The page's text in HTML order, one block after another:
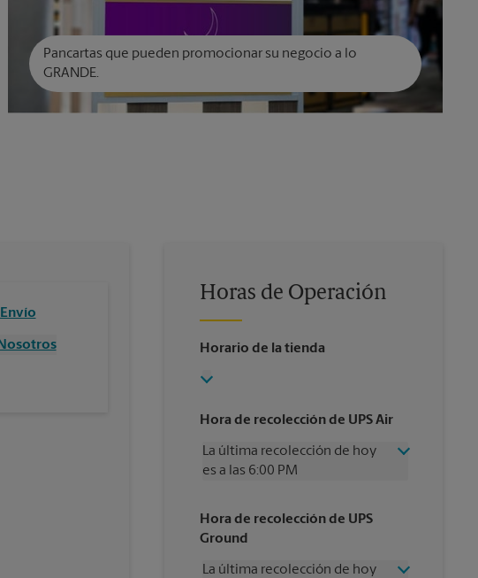
Pancartas que pueden promocionar su negocio a lo
GRANDE.
Horas de Operación
Horario de la tienda
Hora de recolección de UPS Air
La última recolección de hoy
es a las 6:00 PM
Jueves
6:00 PM
Viernes
Sábado
2:00 PM
Hora de recolección de UPS
Ground
La última recolección de hoy